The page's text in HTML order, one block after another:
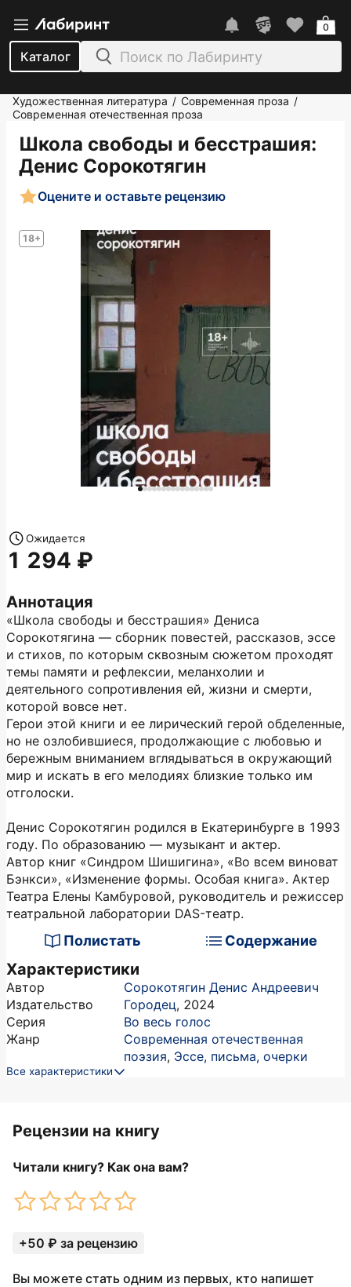
Каталог
0
Художественная литература / Современная проза /
Современная отечественная проза
Школа свободы и бесстрашия:
Денис Сорокотягин
18+
Оцените и оставьте рецензию
Аннотация
«Школа свободы и бесстрашия» Дениса
Сорокотягина — сборник повестей, рассказов, эссе
и стихов, по которым сквозным сюжетом проходят
темы памяти и рефлексии, меланхолии и
деятельного сопротивления ей, жизни и смерти,
которой вовсе нет.
Герои этой книги и ее лирический герой обделенные,
но не озлобившиеся, продолжающие с любовью и
бережным вниманием вглядываться в окружающий
мир и искать в его мелодиях близкие только им
отголоски.
Денис Сорокотягин родился в Екатеринбурге в 1993
году. По образованию — музыкант и актер.
Автор книг «Синдром Шишигина», «Во всем виноват
Бэнкси», «Изменение формы. Особая книга». Актер
Театра Елены Камбуровой, руководитель и режиссер
театральной лаборатории DAS-театр.
Полистать Содержание
Характеристики
Автор
Сорокотягин Денис Андреевич
Издательство
Городец, 2024
Серия
Во весь голос
Жанр
Современная отечественная
поэзия, Эссе, письма, очерки
Все характеристики
Ожидается
1 294
Рецензии на книгу
Читали книгу? Как она вам?
+50 ₽ за рецензию
Вы можете стать одним из первых, кто напишет